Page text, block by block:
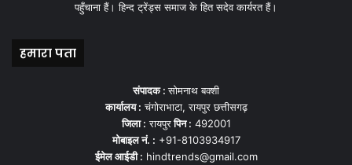
पहुँचाना हैं। हिन्द ट्रेंड्स समाज के हित सदेव कार्यरत हैं।
हमारा पता
संपादक :सोमनाथ बक्शी
कार्यालय : चंगोराभाटा, रायपुर छत्तीसगढ़
जिला : रायपुरपिन : 492001
मोबाइल नं. : +91-8103934917
ईमेल आईडी : hindtrends@gmail.com